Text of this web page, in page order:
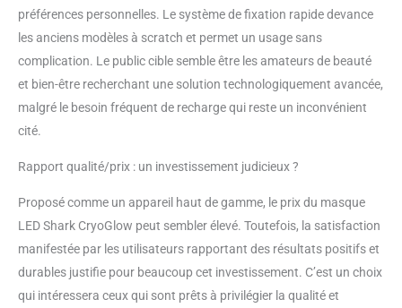
de peau. Masque LED
un ajustement
confortable avec des
sangles réglables, un
matelassage au niveau
niveau des yeux. 0
COMPREND : Masque
LED Shark CryoGlow,
pour LED, Câble USB-C,
Télécommande et Guide
de démarrage.
Dimensions : H : 219,3
préférences personnelles. Le système de fixation rapide devance
les anciens modèles à scratch et permet un usage sans
complication. Le public cible semble être les amateurs de beauté
et bien-être recherchant une solution technologiquement avancée,
malgré le besoin fréquent de recharge qui reste un inconvénient
cité.
Rapport qualité/prix : un investissement judicieux ?
Proposé comme un appareil haut de gamme, le prix du masque
LED Shark CryoGlow peut sembler élevé. Toutefois, la satisfaction
manifestée par les utilisateurs rapportant des résultats positifs et
durables justifie pour beaucoup cet investissement. C’est un choix
qui intéressera ceux qui sont prêts à privilégier la qualité et